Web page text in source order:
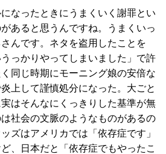
になったときにうまくいく謝罪とい
あると思うんですね。うまくいっ
んです。ネタを盗用したことを
っかりやってしまいました」で許
同じ時期にモーニング娘の安倍な
上して謹慎処分になった。大ごと
はそんなにくっきりした基準が無
社会の文脈のようなものがあるの
ズはアメリカでは「依存症です」
、日本だと「依存症でもやったこ